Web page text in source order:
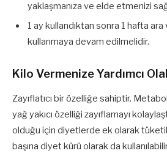
yaklaşmanıza ve elde etmenizi
1 ay kullandıktan sonra 1 hafta
kullanmaya devam edilmelidir.
Kilo Vermenize Yardımcı
Zayıflatıcı bir özelliğe sahiptir.
yağ yakıcı özelliği zayıflamayı
olduğu için diyetlerde ek olarak
başına diyet kürü olarak da